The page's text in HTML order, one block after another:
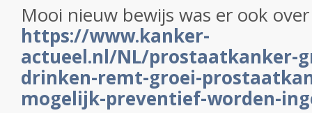
Mooi nieuw bewijs was er ook
https://www.kanker-
actueel.nl/NL/prostaatkanker-
drinken-remt-groei-
mogelijk-preventief-worden-